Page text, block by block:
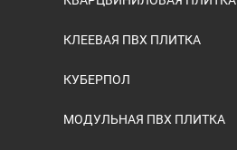
КЛЕЕВАЯ ПВХ ПЛИТКА
КУБЕРПОЛ
МОДУЛЬНАЯ ПВХ ПЛИТКА